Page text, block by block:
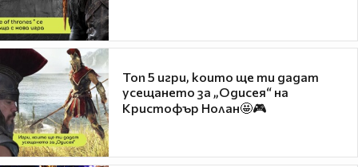
Топ 5 игри, които ще ти дадат
усещането за „Одисея“ на
Кристофър Нолан🤩🎮